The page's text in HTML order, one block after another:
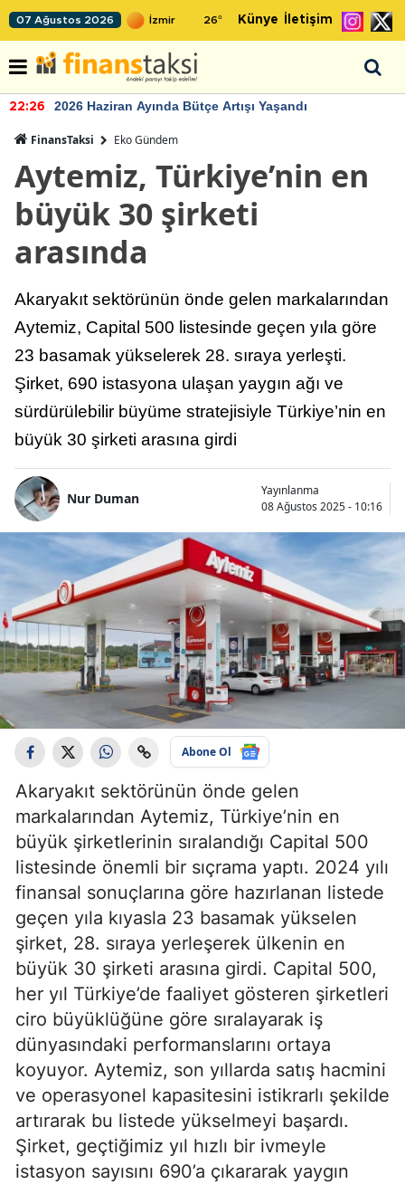
07 Ağustos 2026 26° Künye İletişim
22:26 2026 Haziran Ayında Bütçe Artışı Yaşandı
FinansTaksi Eko Gündem
Aytemiz, Türkiye’nin en
büyük 30 şirketi
arasında
Akaryakıt sektörünün önde gelen markalarından
Aytemiz, Capital 500 listesinde geçen yıla göre
23 basamak yükselerek 28. sıraya yerleşti.
Şirket, 690 istasyona ulaşan yaygın ağı ve
sürdürülebilir büyüme stratejisiyle Türkiye’nin en
büyük 30 şirketi arasına girdi
Nur Duman
Yayınlanma
08 Ağustos 2025 - 10:16
Abone Ol
Akaryakıt sektörünün önde gelen
markalarından Aytemiz, Türkiye’nin en
büyük şirketlerinin sıralandığı Capital 500
listesinde önemli bir sıçrama yaptı. 2024 yılı
finansal sonuçlarına göre hazırlanan listede
geçen yıla kıyasla 23 basamak yükselen
şirket, 28. sıraya yerleşerek ülkenin en
büyük 30 şirketi arasına girdi. Capital 500,
her yıl Türkiye’de faaliyet gösteren şirketleri
ciro büyüklüğüne göre sıralayarak iş
dünyasındaki performanslarını ortaya
koyuyor. Aytemiz, son yıllarda satış hacmini
ve operasyonel kapasitesini istikrarlı şekilde
artırarak bu listede yükselmeyi başardı.
Şirket, geçtiğimiz yıl hızlı bir ivmeyle
istasyon sayısını 690’a çıkararak yaygın